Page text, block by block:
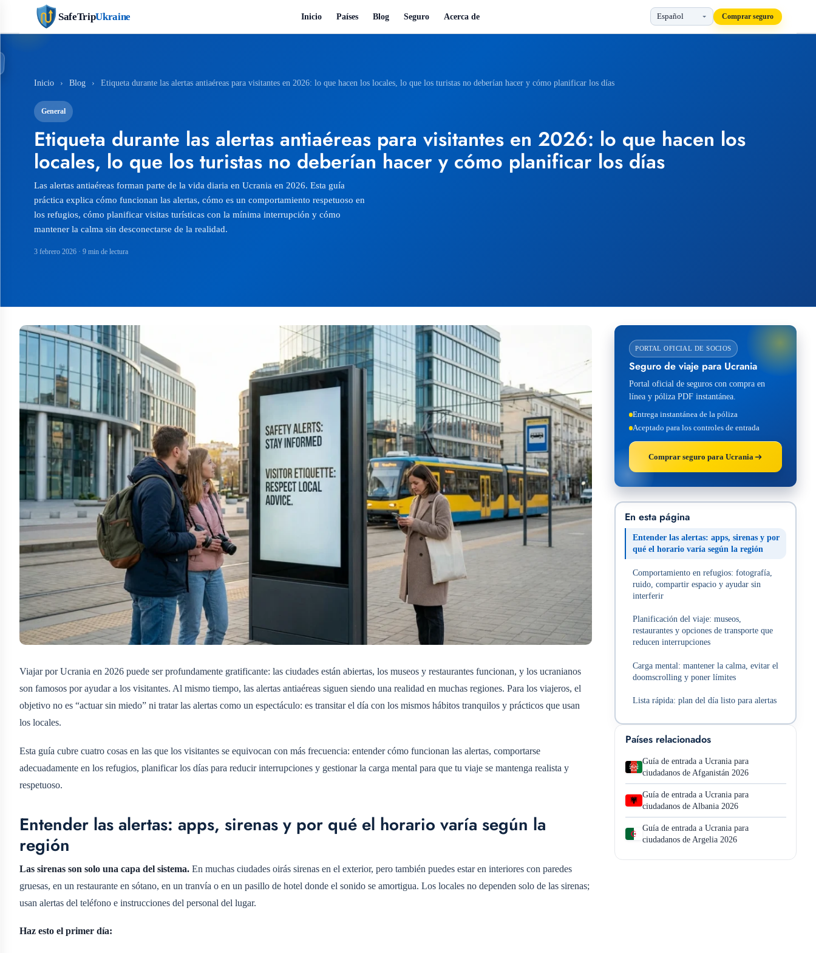
SafeTripUkraine Inicio Países Blog Seguro Acerca de Comprar seguro
Inicio › Blog › Etiqueta durante las alertas antiaéreas para visitantes en 2026: lo que hacen los locales, lo que los turistas no deberían hacer y cómo planificar los días
General
Etiqueta durante las alertas antiaéreas para visitantes en 2026: lo que hacen los
locales, lo que los turistas no deberían hacer y cómo planificar los días
Las alertas antiaéreas forman parte de la vida diaria en Ucrania en 2026. Esta guía
práctica explica cómo funcionan las alertas, cómo es un comportamiento respetuoso en
los refugios, cómo planificar visitas turísticas con la mínima interrupción y cómo
mantener la calma sin desconectarse de la realidad.
3 febrero 2026 · 9 min de lectura
Viajar por Ucrania en 2026 puede ser profundamente gratificante: las ciudades están abiertas, los museos y restaurantes funcionan, y los ucranianos
son famosos por ayudar a los visitantes. Al mismo tiempo, las alertas antiaéreas siguen siendo una realidad en muchas regiones. Para los viajeros, el
objetivo no es “actuar sin miedo” ni tratar las alertas como un espectáculo: es transitar el día con los mismos hábitos tranquilos y prácticos que usan
los locales.
Esta guía cubre cuatro cosas en las que los visitantes se equivocan con más frecuencia: entender cómo funcionan las alertas, comportarse
adecuadamente en los refugios, planificar los días para reducir interrupciones y gestionar la carga mental para que tu viaje se mantenga realista y
respetuoso.
Entender las alertas: apps, sirenas y por qué el horario varía según la
región
Las sirenas son solo una capa del sistema. En muchas ciudades oirás sirenas en el exterior, pero también puedes estar en interiores con paredes
gruesas, en un restaurante en sótano, en un tranvía o en un pasillo de hotel donde el sonido se amortigua. Los locales no dependen solo de las sirenas;
usan alertas del teléfono e instrucciones del personal del lugar.
Haz esto el primer día:
PORTAL OFICIAL DE SOCIOS
Seguro de viaje para Ucrania
Portal oficial de seguros con compra en
línea y póliza PDF instantánea.
Entrega instantánea de la póliza
Aceptado para los controles de entrada
Comprar seguro para Ucrania
En esta página
Entender las alertas: apps, sirenas y por
qué el horario varía según la región
Comportamiento en refugios: fotografía,
ruido, compartir espacio y ayudar sin
interferir
Planificación del viaje: museos,
restaurantes y opciones de transporte que
reducen interrupciones
Carga mental: mantener la calma, evitar el
doomscrolling y poner límites
Lista rápida: plan del día listo para alertas
Países relacionados
Guía de entrada a Ucrania para
ciudadanos de Afganistán 2026
Guía de entrada a Ucrania para
ciudadanos de Albania 2026
Guía de entrada a Ucrania para
ciudadanos de Argelia 2026